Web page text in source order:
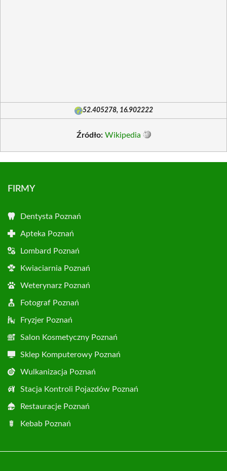
52.405278, 16.902222
Źródło: Wikipedia
FIRMY
Dentysta Poznań
Apteka Poznań
Lombard Poznań
Kwiaciarnia Poznań
Weterynarz Poznań
Fotograf Poznań
Fryzjer Poznań
Salon Kosmetyczny Poznań
Sklep Komputerowy Poznań
Wulkanizacja Poznań
Stacja Kontroli Pojazdów Poznań
Restauracje Poznań
Kebab Poznań